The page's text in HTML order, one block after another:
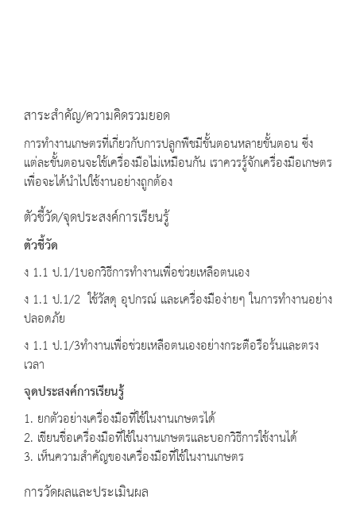
สาระสำคัญ/ความคิดรวมยอด
การทำงานเกษตรที่เกี่ยวกับการปลูกพืชมีขั้นตอนหลายขั้นตอน ซึ่ง
แต่ละขั้นตอนจะใช้เครื่องมือไม่เหมือนกัน เราควรรู้จักเครื่องมือเกษตร
เพื่อจะได้นำไปใช้งานอย่างถูกต้อง
ตัวชี้วัด/จุดประสงค์การเรียนรู้
ตัวชี้วัด
ง 1.1 ป.1/1บอกวิธีการทำงานเพื่อช่วยเหลือตนเอง
ง 1.1 ป.1/2 ใช้วัสดุ อุปกรณ์ และเครื่องมือง่ายๆ ในการทำงานอย่าง
ปลอดภัย
ง 1.1 ป.1/3ทำงานเพื่อช่วยเหลือตนเองอย่างกระตือรือร้นและตรง
เวลา
จุดประสงค์การเรียนรู้
1. ยกตัวอย่างเครื่องมือที่ใช้ในงานเกษตรได้
2. เขียนชื่อเครื่องมือที่ใช้ในงานเกษตรและบอกวิธีการใช้งานได้
3. เห็นความสำคัญของเครื่องมือที่ใช้ในงานเกษตร
การวัดผลและประเมินผล